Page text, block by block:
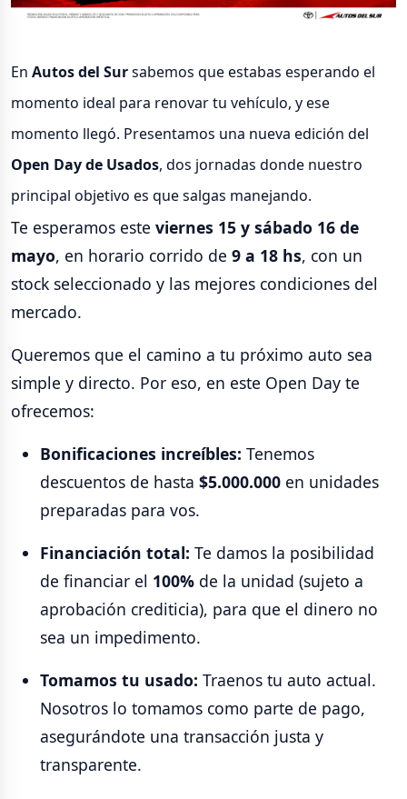
En Autos del Sursabemos que estabas esperando el
momento ideal para renovar tu vehículo, y ese
momento llegó. Presentamos una nueva edición del
Open Day de Usados, dos jornadas donde nuestro
principal objetivo es que salgas manejando.
Te esperamos este viernes 15 y sábado 16 de
mayo, en horario corrido de 9 a 18 hs, con un
stock seleccionado y las mejores condiciones del
mercado.
Queremos que el camino a tu próximo auto sea
simple y directo. Por eso, en este Open Day te
ofrecemos:
Bonificaciones increíbles: Tenemos
descuentos de hasta $5.000.000 en unidades
preparadas para vos.
Financiación total: Te damos la posibilidad
de financiar el 100% de la unidad (sujeto a
aprobación crediticia), para que el dinero no
sea un impedimento.
Tomamos tu usado: Traenos tu auto actual.
Nosotros lo tomamos como parte de pago,
asegurándote una transacción justa y
transparente.